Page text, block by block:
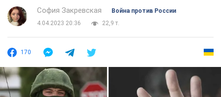
София Закревская
Война против России
4.04.2023 20:36
22,9 т.
170